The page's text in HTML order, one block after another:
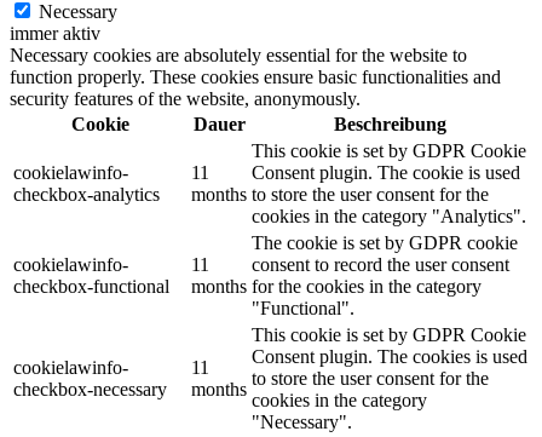
Necessary
immer aktiv
Necessary cookies are absolutely essential for the website to
function properly. These cookies ensure basic functionalities and
security features of the website, anonymously.
Cookie
Dauer Beschreibung
cookielawinfo-
checkbox-analytics
11
months
This cookie is set by GDPR Cookie
Consent plugin. The cookie is used
to store the user consent for the
cookies in the category "Analytics".
cookielawinfo-
checkbox-functional
11
months
The cookie is set by GDPR cookie
consent to record the user consent
for the cookies in the category
"Functional".
cookielawinfo-
checkbox-necessary
11
months
This cookie is set by GDPR Cookie
Consent plugin. The cookies is used
to store the user consent for the
cookies in the category
"Necessary".